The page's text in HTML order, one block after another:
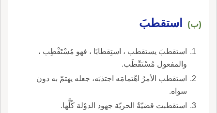
(ب) استقطبَ
استقطبَ يستقطب ، استِقطابًا ، فهو مُسْتَقْطِب ،
والمفعول مُسْتَقْطَب.
استقطب الأمرُ اهْتمامَه اجتذبَه، جعله يهتمّ به دون
سواه.
استقطبت قضيّةُ الحريّة جهود الدوْلة كُلَّها.